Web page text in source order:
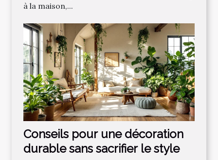
à la maison,...
Conseils pour une décoration
durable sans sacrifier le style